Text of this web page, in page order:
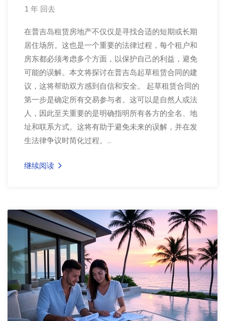
1 年 回去
在普吉岛租赁房地产不仅仅是寻找合适的短期或长期
居住场所。这也是一个重要的法律过程，每个租户和
房东都必须考虑多个方面，以保护自己的利益，避免
可能的误解。本文将探讨在普吉岛起草租赁合同的建
议，这将帮助双方感到自信和安全。 起草租赁合同的
第一步是确定所有交易参与者。这可以是自然人或法
人，因此至关重要的是明确指明所有各方的全名、地
址和联系方式。这将有助于避免未来的误解，并在发
生法律争议时简化过程。...
继续阅读